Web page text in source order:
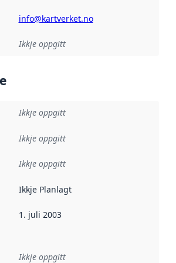
info@kartverket.no
Ikkje oppgitt
Ikkje oppgitt
:
Ikkje oppgitt
Ikkje oppgitt
:
Ikkje Planlagt
datoen seier når dataa i dette
1. juli 2003
Ikkje oppgitt